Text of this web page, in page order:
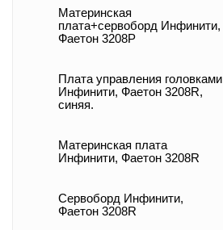
Материнская
плата+сервоборд Инфинити,
Фаетон 3208Р
Плата управления головками
Инфинити, Фаетон 3208R,
синяя.
Материнская плата
Инфинити, Фаетон 3208R
Сервоборд Инфинити,
Фаетон 3208R